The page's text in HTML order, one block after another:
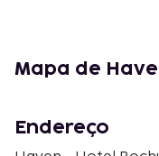
Jahrhunderthalle -
Tierpark und
Mapa de
Endereço